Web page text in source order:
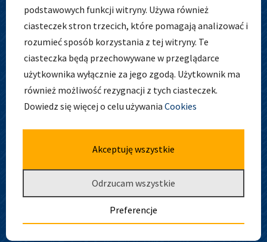
ADRES
Zespół Szkolno-Przedszkolny nr 5
ul. Osobowicka 127
51-004 Wrocław
tel. 71 798 44 28
Deklaracja dostępności
podstawowych funkcji witryny. Używa również
ciasteczek stron trzecich, które pomagają analizować i
rozumieć sposób korzystania z tej witryny. Te
ciasteczka będą przechowywane w przeglądarce
użytkownika wyłącznie za jego zgodą. Użytkownik ma
również możliwość rezygnacji z tych ciasteczek.
Dowiedz się więcej o celu używania Cookies
Akceptuję wszystkie
Odrzucam wszystkie
Preferencje